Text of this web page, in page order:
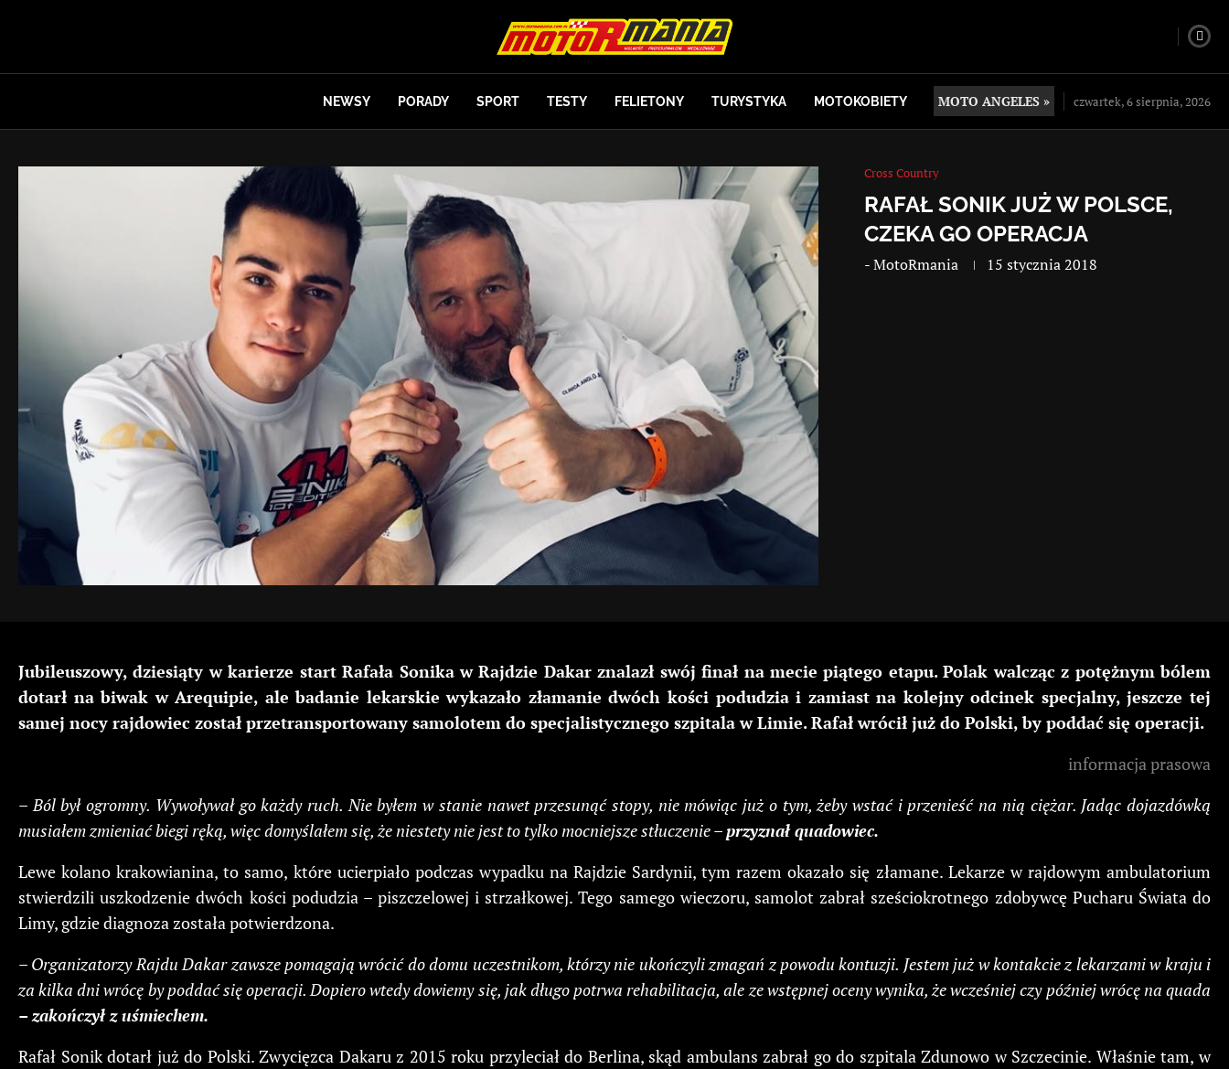
NEWSY PORADY SPORT TESTY FELIETONY TURYSTYKA MOTOKOBIETY MOTO ANGELES » czwartek, 6 sierpnia, 2026
Cross Country
RAFAŁ SONIK JUŻ W POLSCE,
CZEKA GO OPERACJA
-MotoRmania 15 stycznia 2018
Jubileuszowy, dziesiąty w karierze start Rafała Sonika w Rajdzie Dakar znalazł swój finał na mecie piątego etapu. Polak walcząc z potężnym bólem
dotarł na biwak w Arequipie, ale badanie lekarskie wykazało złamanie dwóch kości podudzia i zamiast na kolejny odcinek specjalny, jeszcze tej
samej nocy rajdowiec został przetransportowany samolotem do specjalistycznego szpitala w Limie. Rafał wrócił już do Polski, by poddać się operacji.
informacja prasowa
– Ból był ogromny. Wywoływał go każdy ruch. Nie byłem w stanie nawet przesunąć stopy, nie mówiąc już o tym, żeby wstać i przenieść na nią ciężar. Jadąc dojazdówką
musiałem zmieniać biegi ręką, więc domyślałem się, że niestety nie jest to tylko mocniejsze stłuczenie –przyznał quadowiec.
Lewe kolano krakowianina, to samo, które ucierpiało podczas wypadku na Rajdzie Sardynii, tym razem okazało się złamane. Lekarze w rajdowym ambulatorium
stwierdzili uszkodzenie dwóch kości podudzia – piszczelowej i strzałkowej. Tego samego wieczoru, samolot zabrał sześciokrotnego zdobywcę Pucharu Świata do
Limy, gdzie diagnoza została potwierdzona.
– Organizatorzy Rajdu Dakar zawsze pomagają wrócić do domu uczestnikom, którzy nie ukończyli zmagań z powodu kontuzji. Jestem już w kontakcie z lekarzami w kraju i
za kilka dni wrócę by poddać się operacji. Dopiero wtedy dowiemy się, jak długo potrwa rehabilitacja, ale ze wstępnej oceny wynika, że wcześniej czy później wrócę na quada
– zakończył z uśmiechem.
Rafał Sonik dotarł już do Polski. Zwycięzca Dakaru z 2015 roku przyleciał do Berlina, skąd ambulans zabrał go do szpitala Zdunowo w Szczecinie. Właśnie tam, w